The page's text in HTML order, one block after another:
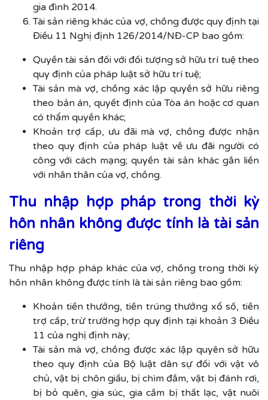
gia đình 2014.
Tài sản riêng khác của vợ, chồng được quy định tại
Điều 11 Nghị định 126/2014/NĐ-CP bao gồm:
Quyền tài sản đối với đối tượng sở hữu trí tuệ theo
quy định của pháp luật sở hữu trí tuệ;
Tài sản mà vợ, chồng xác lập quyền sở hữu riêng
theo bản án, quyết định của Tòa án hoặc cơ quan
có thẩm quyền khác;
Khoản trợ cấp, ưu đãi mà vợ, chồng được nhận
theo quy định của pháp luật về ưu đãi người có
công với cách mạng; quyền tài sản khác gắn liền
với nhân thân của vợ, chồng.
Thu nhập hợp pháp trong thời kỳ
hôn nhân không được tính là tài sản
riêng
Thu nhập hợp pháp khác của vợ, chồng trong thời kỳ
hôn nhân không được tính là tài sản riêng bao gồm:
Khoản tiền thưởng, tiền trúng thưởng xổ số, tiền
trợ cấp, trừ trường hợp quy định tại khoản 3 Điều
11 của nghị định này;
Tài sản mà vợ, chồng được xác lập quyên sở hữu
theo quy định của Bộ luật dân sự đối với vật vô
chủ, vật bị chôn giấu, bị chìm đắm, vật bị đánh rơi,
bị bỏ quên, gia súc, gia cầm bị thất lạc, vật nuôi